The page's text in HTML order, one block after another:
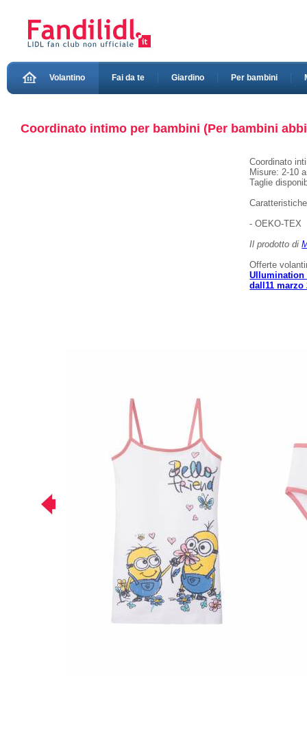
Volantino Fai da te Giardino Per bambini
Coordinato intimo per bambini (Per bambini
Coordinato
Misure: 2-10
Taglie
Caratteristiche
- OEKO-TEX
Il prodotto di
Offerte
Ullumination
dall11 marzo